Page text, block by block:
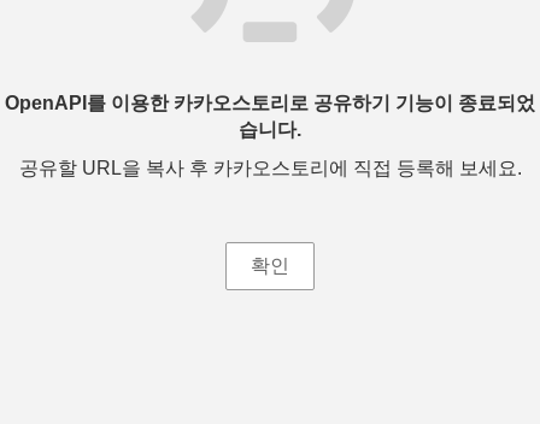
OpenAPI를 이용한 카카오스토리로 공유하기 기능이 종료되었
습니다.
공유할 URL을 복사 후 카카오스토리에 직접 등록해 보세요.
확인